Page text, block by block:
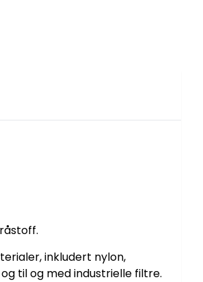
inkludert nylon,
til og med industrielle filtre.